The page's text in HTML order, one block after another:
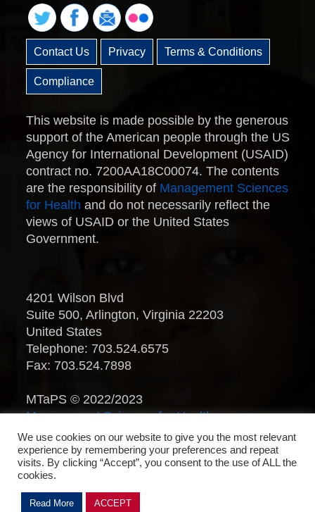
Contact Us Privacy Terms & Conditions
Compliance
This website is made possible by the generous
support of the American people through the US
Agency for International Development (USAID)
contract no. 7200AA18C00074. The contents
are the responsibility of Management Sciences
for Health and do not necessarily reflect the
views of USAID or the United States
Government.
4201 Wilson Blvd
Suite 500, Arlington, Virginia 22203
United States
Telephone: 703.524.6575
Fax: 703.524.7898
MTaPS © 2022/2023
Management Sciences for Health.
All Rights Reserved.
We use cookies on our website to give you the most relevant
experience by remembering your preferences and repeat
visits. By clicking “Accept”, you consent to the use of ALL the
cookies.
Read More ACCEPT